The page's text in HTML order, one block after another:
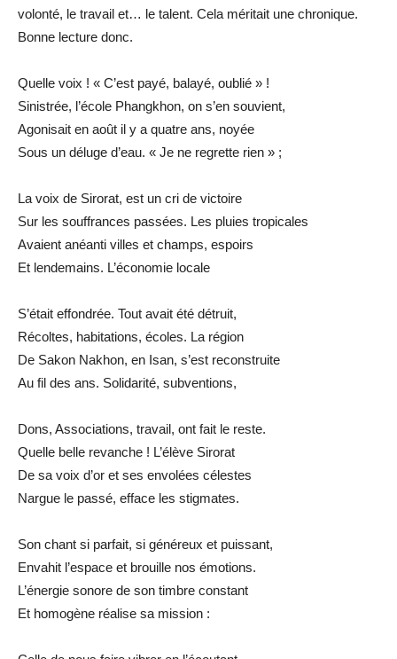
volonté, le travail et… le talent. Cela méritait une chronique.
Bonne lecture donc.
Quelle voix ! « C’est payé, balayé, oublié » !
Sinistrée, l’école Phangkhon, on s’en souvient,
Agonisait en août il y a quatre ans, noyée
Sous un déluge d’eau. « Je ne regrette rien » ;
La voix de Sirorat, est un cri de victoire
Sur les souffrances passées. Les pluies tropicales
Avaient anéanti villes et champs, espoirs
Et lendemains. L’économie locale
S’était effondrée. Tout avait été détruit,
Récoltes, habitations, écoles. La région
De Sakon Nakhon, en Isan, s’est reconstruite
Au fil des ans. Solidarité, subventions,
Dons, Associations, travail, ont fait le reste.
Quelle belle revanche ! L’élève Sirorat
De sa voix d’or et ses envolées célestes
Nargue le passé, efface les stigmates.
Son chant si parfait, si généreux et puissant,
Envahit l’espace et brouille nos émotions.
L’énergie sonore de son timbre constant
Et homogène réalise sa mission :